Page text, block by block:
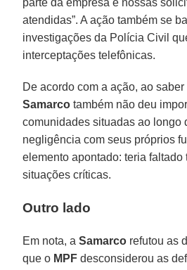
parte da empresa e nossas
atendidas”. A ação também se
investigações da Polícia Civil
interceptações telefônicas.
De acordo com a ação, ao
Samarco também não deu
comunidades situadas ao longo
negligência com seus próprios
elemento apontado: teria faltado
situações críticas.
Outro lado
Em nota, aSamarco refutou as
que o MPF desconsiderou as